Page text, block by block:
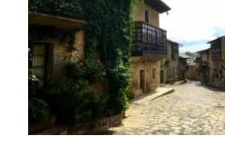
Feria del Vino de
descubre “Otros
Toro”